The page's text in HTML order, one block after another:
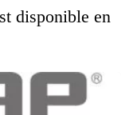
disponible en